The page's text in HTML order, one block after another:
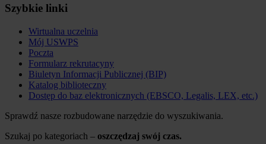
Szybkie linki
Wirtualna uczelnia
Mój USWPS
Poczta
Formularz rekrutacyny
Biuletyn Informacji Publicznej (BIP)
Katalog biblioteczny
Dostęp do baz elektronicznych (EBSCO, Legalis, LEX, etc.)
Sprawdź nasze rozbudowane narzędzie do wyszukiwania.
Szukaj po kategoriach – oszczędzaj swój czas.